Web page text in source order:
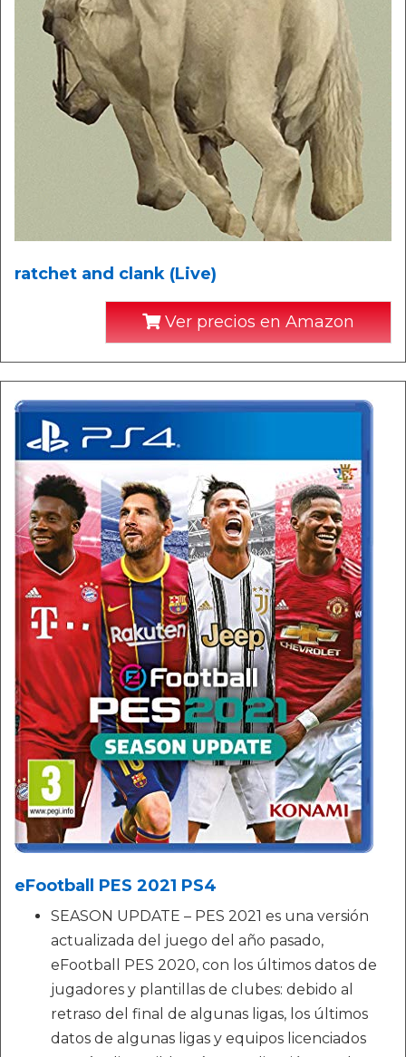
ratchet and clank (Live)
Ver precios en Amazon
eFootball PES 2021 PS4
SEASON UPDATE – PES 2021 es una versión
actualizada del juego del año pasado,
eFootball PES 2020, con los últimos datos de
jugadores y plantillas de clubes: debido al
retraso del final de algunas ligas, los últimos
datos de algunas ligas y equipos licenciados